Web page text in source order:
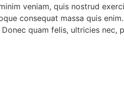
veniam, quis nostrud
consequat massa quis
quam felis, ultricies nec,